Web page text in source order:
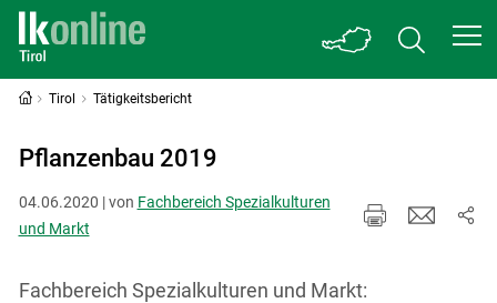
Tirol Tätigkeitsbericht
Pflanzenbau 2019
04.06.2020 | von Fachbereich Spezialkulturen
und Markt
Fachbereich Spezialkulturen und Markt: